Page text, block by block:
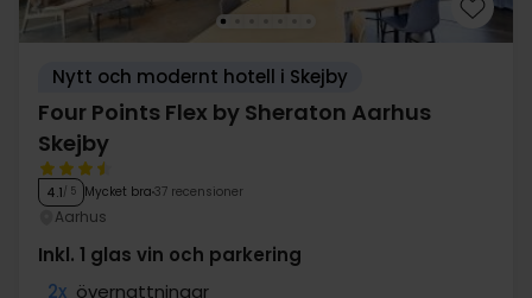
Nytt och modernt hotell i Skejby
Four Points Flex by Sheraton Aarhus
Skejby
4.1/ 5 Mycket bra 37 recensioner
Aarhus
Inkl. 1 glas vin och parkering
2x övernattningar